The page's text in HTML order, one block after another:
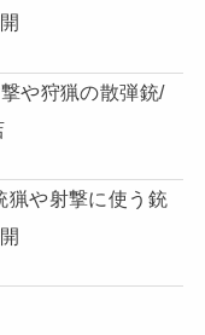
や狩猟の散弾銃/
猟や射撃に使う銃